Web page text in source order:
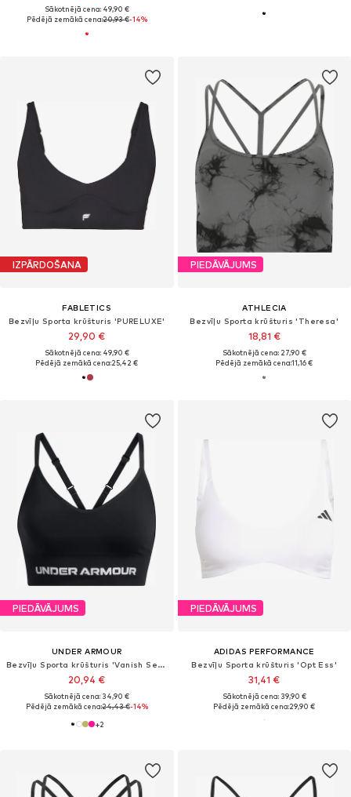
Sākotnējā cena: 49,90 €
Pēdējā zemākā cena:20,93 €-14%
IZPĀRDOŠANA
FABLETICS
Bezvīļu Sporta krūšturis 'PURELUXE'
29,90 €
Sākotnējā cena: 49,90 €
Pēdējā zemākā cena:25,42 €
PIEDĀVĀJUMS
ATHLECIA
Bezvīļu Sporta krūšturis 'Theresa'
18,81 €
Sākotnējā cena: 27,90 €
Pēdējā zemākā cena:11,16 €
PIEDĀVĀJUMS
UNDER ARMOUR
Bezvīļu Sporta krūšturis 'Vanish Seamless'
20,94 €
Sākotnējā cena: 34,90 €
Pēdējā zemākā cena:24,43 €-14%
+2
PIEDĀVĀJUMS
ADIDAS PERFORMANCE
Bezvīļu Sporta krūšturis 'Opt Ess'
31,41 €
Sākotnējā cena: 39,90 €
Pēdējā zemākā cena:29,90 €